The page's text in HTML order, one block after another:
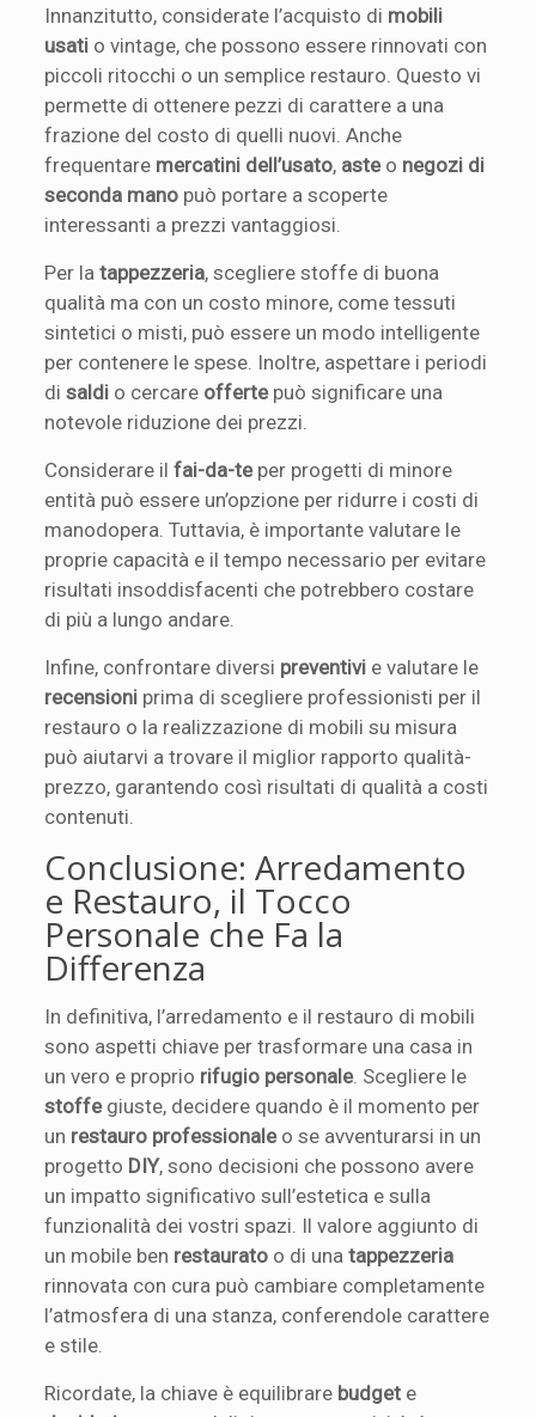
Innanzitutto, considerate l’acquisto di mobili
usati o vintage, che possono essere rinnovati con
piccoli ritocchi o un semplice restauro. Questo vi
permette di ottenere pezzi di carattere a una
frazione del costo di quelli nuovi. Anche
frequentare mercatini dell’usato, asteo negozi di
seconda mano può portare a scoperte
interessanti a prezzi vantaggiosi.
Per latappezzeria, scegliere stoffe di buona
qualità ma con un costo minore, come tessuti
sintetici o misti, può essere un modo intelligente
per contenere le spese. Inoltre, aspettare i periodi
disaldi o cercare offertepuò significare una
notevole riduzione dei prezzi.
Considerare ilfai-da-teper progetti di minore
entità può essere un’opzione per ridurre i costi di
manodopera. Tuttavia, è importante valutare le
proprie capacità e il tempo necessario per evitare
risultati insoddisfacenti che potrebbero costare
di più a lungo andare.
Infine, confrontare diversi preventivi e valutare le
recensioni prima di scegliere professionisti per il
restauro o la realizzazione di mobili su misura
può aiutarvi a trovare il miglior rapporto qualità-
prezzo, garantendo così risultati di qualità a costi
contenuti.
Conclusione: Arredamento
e Restauro, il Tocco
Personale che Fa la
Differenza
In definitiva, l’arredamento e il restauro di mobili
sono aspetti chiave per trasformare una casa in
un vero e proprio rifugio personale. Scegliere le
stoffegiuste, decidere quando è il momento per
un restauro professionaleo se avventurarsi in un
progetto DIY, sono decisioni che possono avere
un impatto significativo sull’estetica e sulla
funzionalità dei vostri spazi. Il valore aggiunto di
un mobile ben restaurato o di unatappezzeria
rinnovata con cura può cambiare completamente
l’atmosfera di una stanza, conferendole carattere
e stile.
Ricordate, la chiave è equilibrare budget e